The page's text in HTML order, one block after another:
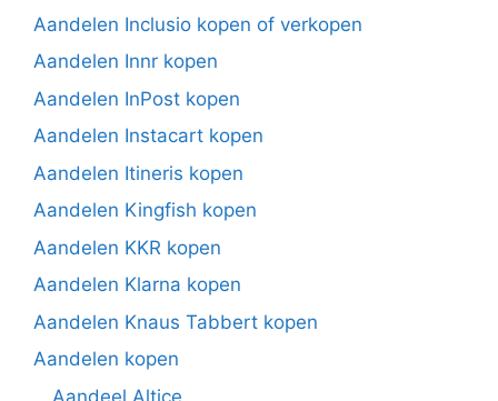
Aandelen Inclusio kopen of verkopen
Aandelen Innr kopen
Aandelen InPost kopen
Aandelen Instacart kopen
Aandelen Itineris kopen
Aandelen Kingfish kopen
Aandelen KKR kopen
Aandelen Klarna kopen
Aandelen Knaus Tabbert kopen
Aandelen kopen
Aandeel Altice